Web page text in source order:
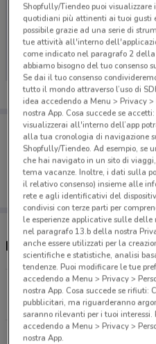
Ci dispiace, al
volantini nella tua
Porta DoveConviene
Puoi trovare le
salvarle e creare la
dal tuo cellulare.
Negozi Lillo Barber
Via Giosuè Borsi, 2
19.5 km
Shopfully/Tiendeo puoi
quotidiani più attinenti ai tuoi gusti
possibile grazie ad una serie di
tue attività all'interno
come indicato nel paragrafo 2
abbiamo bisogno del tuo consenso
Se dai il tuo consenso
tutto il mondo attraverso l’uso di
idea accedendo a Menu > Privacy
nostra App. Cosa succede se
visualizzerai all'interno dell’app
alla tua cronologia di navigazione
Shopfully/Tiendeo. Ad esempio, se
che hai navigato in un sito di
tema vacanze. Inoltre, i dati sulla
il relativo consenso) insieme alle
rete e agli identificativi del
condivisi con terze parti per
le esperienze applicative sulle
nel paragrafo 13.b della nostra
anche essere utilizzati per la
scientifiche e statistiche, analisi
tendenze. Puoi modificare le tue
accedendo a Menu > Privacy >
nostra App. Cosa succede se
pubblicitari, ma riguarderanno
saranno rilevanti per i tuoi interessi.
accedendo a Menu > Privacy >
nostra App.